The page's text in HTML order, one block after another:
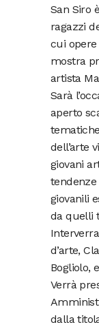
San Siro
ragazzi
cui opere
mostra
artista
Sarà
aperto
dell’arte
giovani
tendenze
giovanili
da quelli
d’arte,
Bogliolo,
Verrà
dalla